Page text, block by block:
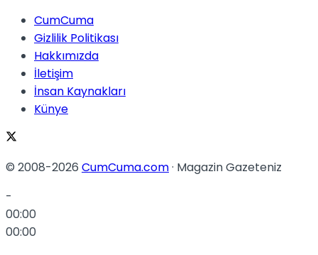
CumCuma
Gizlilik Politikası
Hakkımızda
İletişim
İnsan Kaynakları
Künye
© 2008-2026 CumCuma.com· Magazin Gazeteniz
-
00:00
00:00